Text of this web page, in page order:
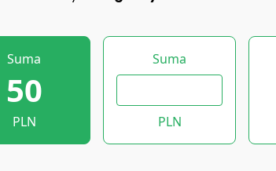
Suma
50
PLN
Suma
PLN